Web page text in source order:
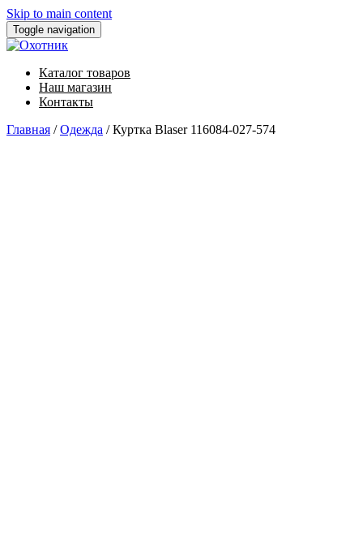
Skip to main content
Toggle navigation
Каталог товаров
Наш магазин
Контакты
Главная /Одежда / Куртка Blaser 116084-027-574